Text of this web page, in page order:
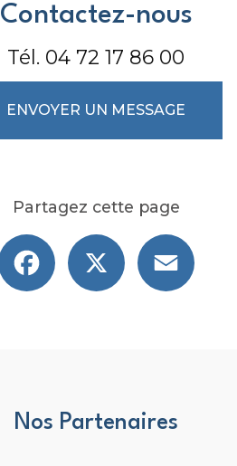
Contactez-nous
Tél. 04 72 17 86 00
ENVOYER UN MESSAGE
Partagez cette page
Facebook
Nos Partenaires